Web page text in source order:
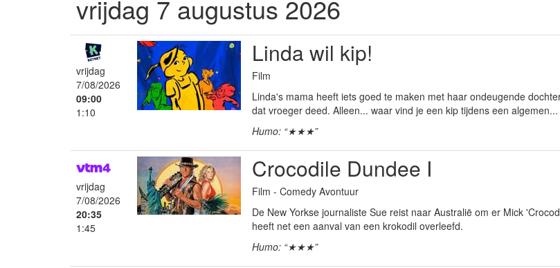
vrijdag 7 augustus 2026
vrijdag
7/08/2026
09:00
1:10
Linda wil kip!
Film
Linda's mama heeft iets goed te maken met haar ondeugende
dat vroeger deed. Alleen... waar vind je een kip tijdens een algemen...
Humo: “★★★”
vrijdag
7/08/2026
20:35
1:45
Crocodile Dundee I
Film - Comedy Avontuur
De New Yorkse journaliste Sue reist naar Australië om er Mick
heeft net een aanval van een krokodil overleefd.
Humo: “★★★”